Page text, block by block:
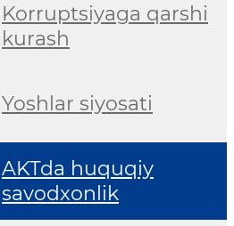
Korruptsiyaga qarshi
kurash
Yoshlar siyosati
AKTda huquqiy
savodxonlik